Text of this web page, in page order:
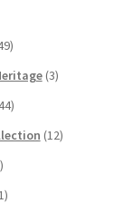
(3)
(12)